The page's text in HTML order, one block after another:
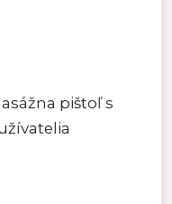
pištoľ s